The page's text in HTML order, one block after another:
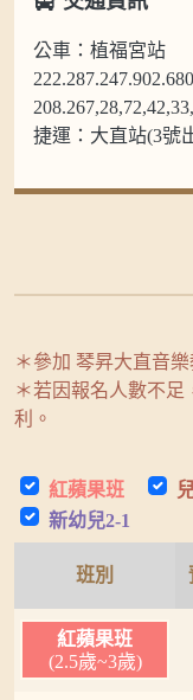
公車：植福宮站
捷運：大直站(3號
＊參加 琴昇大直音
＊若因報名人數不
利。
紅蘋果班
新幼兒2-1
班別
紅蘋果班
(2.5歲~3歲)